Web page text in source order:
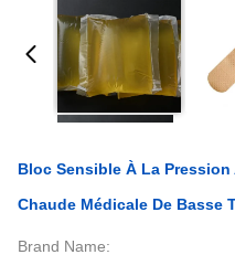
Bloc Sensible À La
Chaude Médicale De Basse
Brand Name: